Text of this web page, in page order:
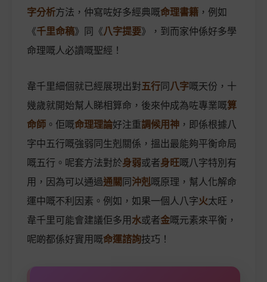
字分析方法，仲寫咗好多經典嘅命理書籍 ，例如
《千里命稿》同《八字提要》，到而家仲係好多學
命理嘅人必讀嘅聖經！
韋千里細個就已經展現出對五行同八字嘅天份，十
幾歲就開始幫人睇相算命，後來仲成為咗專業嘅算
命師 。佢嘅命理理論好注重調候用神 ，即係根據八
字中五行嘅強弱同生剋關係，搵出最能夠平衡命局
嘅五行。呢套方法對於身弱或者身旺嘅八字特別有
用，因為可以通過通關同沖剋嘅原理，幫人化解命
運中嘅不利因素。例如，如果一個人八字火太旺，
韋千里可能會建議佢多用水或者金嘅元素來平衡，
呢啲都係好實用嘅命運諮詢技巧！